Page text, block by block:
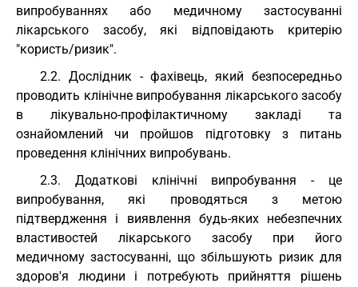
випробуваннях або медичному застосуванні
лікарського засобу, які відповідають критерію
"користь/ризик".
2.2. Дослідник - фахівець, який безпосередньо
проводить клінічне випробування лікарського засобу
в лікувально-профілактичному закладі та
ознайомлений чи пройшов підготовку з питань
проведення клінічних випробувань.
2.3. Додаткові клінічні випробування - це
випробування, які проводяться з метою
підтвердження і виявлення будь-яких небезпечних
властивостей лікарського засобу при його
медичному застосуванні, що збільшують ризик для
здоров'я людини і потребують прийняття рішень